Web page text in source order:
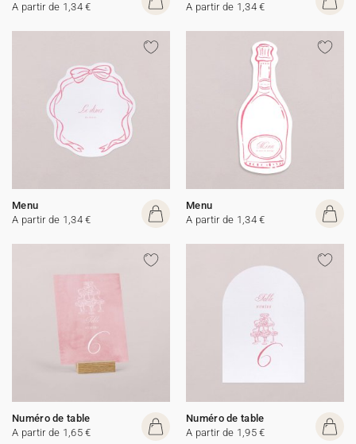
A partir de 1,34 €
A partir de 1,34 €
Menu
A partir de 1,34 €
Menu
A partir de 1,34 €
Numéro de table
A partir de 1,65 €
Numéro de table
A partir de 1,95 €